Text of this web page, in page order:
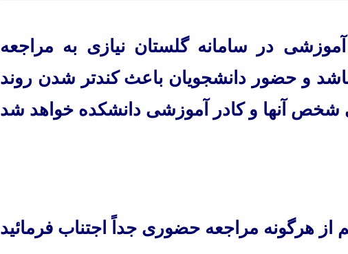
در سامانه گلستان نیازی به مراجعه
و حضور دانشجویان باعث کندتر شدن روند